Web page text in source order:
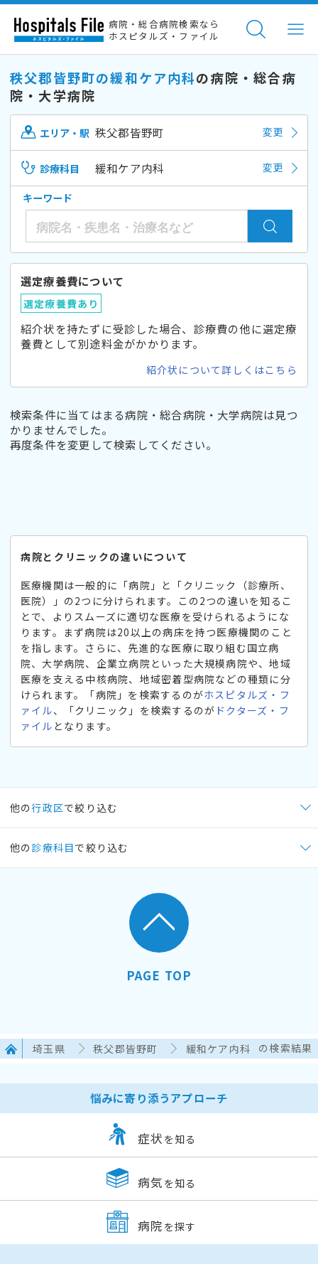
病院・総合病院検索なら
ホスピタルズ・ファイル
秩父郡皆野町の緩和ケア内科の病院・総合病
院・大学病院
エリア・駅 秩父郡皆野町 変更
診療科目 緩和ケア内科 変更
キーワード
選定療養費について
選定療養費あり
紹介状を持たずに受診した場合、診療費の他に選定療
養費として別途料金がかかります。
紹介状について詳しくはこちら
検索条件に当てはまる病院・総合病院・大学病院は見つ
かりませんでした。
再度条件を変更して検索してください。
病院とクリニックの違いについて
医療機関は一般的に「病院」と「クリニック（診療所、
医院）」の2つに分けられます。この2つの違いを知るこ
とで、よりスムーズに適切な医療を受けられるようにな
ります。まず病院は20以上の病床を持つ医療機関のこと
を指します。さらに、先進的な医療に取り組む国立病
院、大学病院、企業立病院といった大規模病院や、地域
医療を支える中核病院、地域密着型病院などの種類に分
けられます。「病院」を検索するのがホスピタルズ・フ
ァイル、「クリニック」を検索するのが ドクターズ・フ
ァイル となります。
他の行政区で絞り込む
他の 診療科目で絞り込む
PAGE TOP
埼玉県 秩父郡皆野町 緩和ケア内科 の検索結果
悩みに寄り添うアプローチ
症状 を知る
病気 を知る
病院 を探す